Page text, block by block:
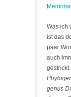
Was ich
ist das
paar
auch
genus